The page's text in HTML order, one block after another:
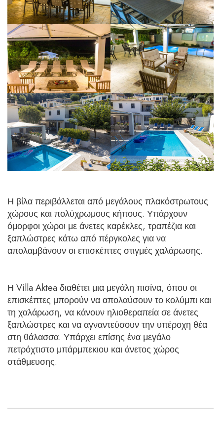
Η βίλα περιβάλλεται από μεγάλους πλακόστρωτους
χώρους και πολύχρωμους κήπους. Υπάρχουν
όμορφοι χώροι με άνετες καρέκλες, τραπέζια και
ξαπλώστρες κάτω από πέργκολες για να
απολαμβάνουν οι επισκέπτες στιγμές χαλάρωσης.
Η Villa Aktea διαθέτει μια μεγάλη πισίνα, όπου οι
επισκέπτες μπορούν να απολαύσουν το κολύμπι και
τη χαλάρωση, να κάνουν ηλιοθεραπεία σε άνετες
ξαπλώστρες και να αγναντεύσουν την υπέροχη θέα
στη θάλασσα. Υπάρχει επίσης ένα μεγάλο
πετρόχτιστο μπάρμπεκιου και άνετος χώρος
στάθμευσης.